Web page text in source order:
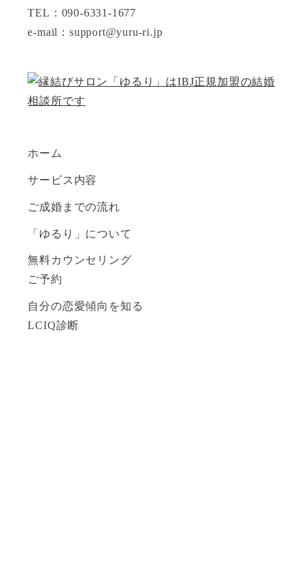
TEL：090-6331-1677
e-mail：support@yuru-ri.jp
ホーム
サービス内容
ご成婚までの流れ
「ゆるり」について
無料カウンセリング
ご予約
自分の恋愛傾向を知る
LCIQ診断